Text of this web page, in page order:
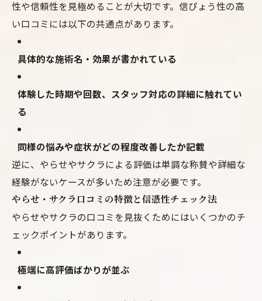
性や信頼性を見極めることが大切です。信ぴょう性の高
い口コミには以下の共通点があります。
具体的な施術名・効果が書かれている
体験した時期や回数、スタッフ対応の詳細に触れてい
る
同様の悩みや症状がどの程度改善したか記載
逆に、やらせやサクラによる評価は単調な称賛や詳細な
経験がないケースが多いため注意が必要です。
やらせ・サクラ口コミの特徴と信憑性チェック法
やらせやサクラの口コミを見抜くためにはいくつかのチ
ェックポイントがあります。
極端に高評価ばかりが並ぶ